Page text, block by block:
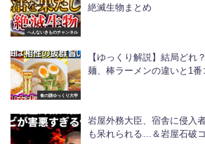
へんないきものチャンネル
絶滅生物まとめ
食の謎ゆっくり大学
【ゆっくり解説】結局どれ
麺、棒ラーメンの違いと1番
岩屋外務大臣、宿舎に侵入
も呆れられる…＆岩屋石破